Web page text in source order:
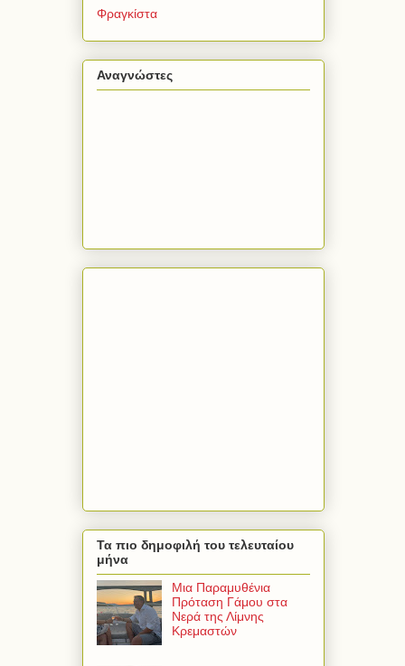
Φραγκίστα
Αναγνώστες
Τα πιο δημοφιλή του τελευταίου
μήνα
Μια Παραμυθένια
Πρόταση Γάμου στα
Νερά της Λίμνης
Κρεμαστών